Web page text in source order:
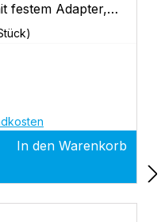
festem Adapter,
von MHMedical
In den Warenkorb